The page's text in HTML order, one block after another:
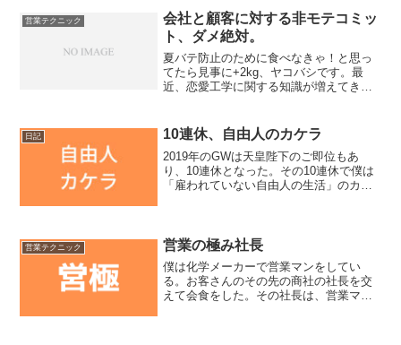
にサビサビで、誰が買うんだよこんな
の...と今までは思ってた...
営業テクニック
会社と顧客に対する非モテコミッ
ト、ダメ絶対。
夏バテ防止のために食べなきゃ！と思っ
てたら見事に+2kg、ヤコバシです。最
近、恋愛工学に関する知識が増えてき
る際に共通点が多いな〜と思ったことを
書きます。会社に対する非...
日記 10連休、自由人のカケラ
2019年のGWは天皇陛下のご即位もあ
り、10連休となった。その10連休で僕は
「雇われていない自由人の生活」のカケ
ム11時起床で...
営業テクニック 営業の極み社長
僕は化学メーカーで営業マンをしてい
る。お客さんのその先の商社の社長を交
えて会食をした。その社長は、営業マン